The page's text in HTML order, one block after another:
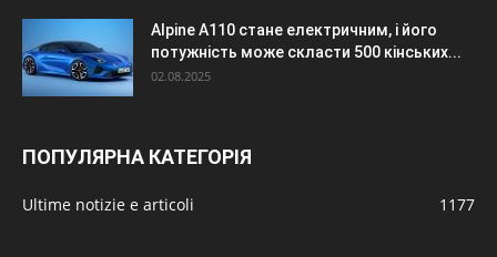
Alpine A110 стане електричним, і його
потужність може скласти 500 кінських...
02.08.2025
ПОПУЛЯРНА КАТЕГОРІЯ
Ultime notizie e articoli 1177